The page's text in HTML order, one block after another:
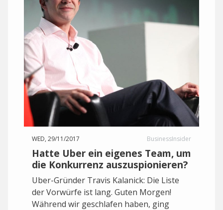
WED, 29/11/2017 BusinessInsider
Hatte Uber ein eigenes Team, um
die Konkurrenz auszuspionieren?
Uber-Gründer Travis Kalanick: Die Liste
der Vorwürfe ist lang. Guten Morgen!
Während wir geschlafen haben, ging